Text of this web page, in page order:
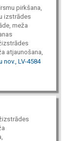
pirkšana,
izstrādes
meža
atjaunošana,
nov., LV-4584